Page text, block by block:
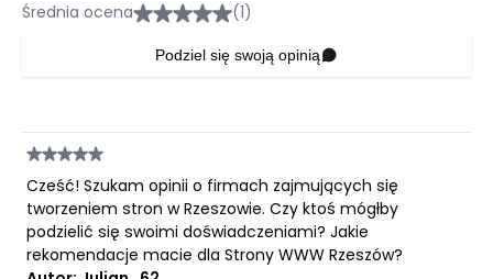
Średnia ocena (1)
Podziel się swoją opinią
Cześć! Szukam opinii o firmach zajmujących się
tworzeniem stron w Rzeszowie. Czy ktoś mógłby
podzielić się swoimi doświadczeniami? Jakie
rekomendacje macie dla Strony WWW Rzeszów?